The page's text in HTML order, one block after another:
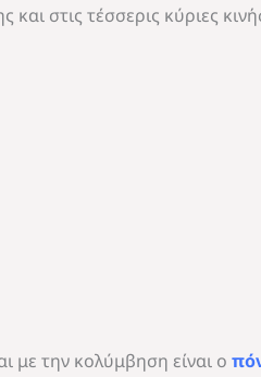
στις τέσσερις κύριες
με την κολύμβηση είναι ο